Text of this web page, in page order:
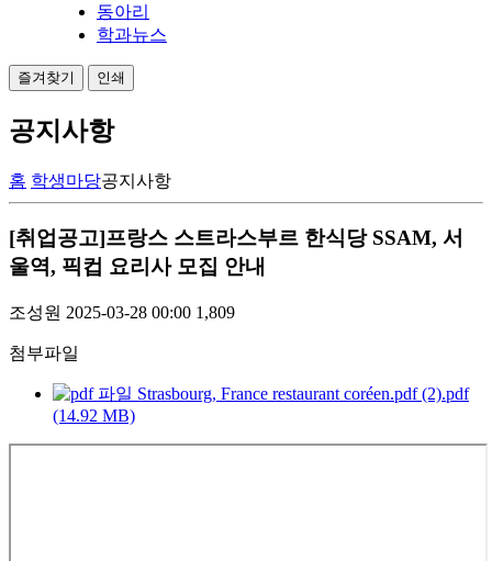
동아리
학과뉴스
즐겨찾기 인쇄
공지사항
홈 학생마당공지사항
[취업공고]프랑스 스트라스부르 한식당 SSAM, 서
울역, 픽컵 요리사 모집 안내
조성원 2025-03-28 00:00 1,809
첨부파일
Strasbourg, France restaurant coréen.pdf (2).pdf
(14.92 MB)